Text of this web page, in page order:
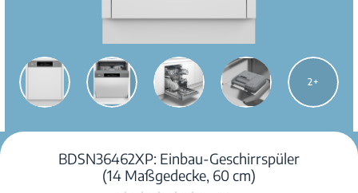
2
BDSN36462XP: Einbau-Geschirrspüler
(14 Maßgedecke, 60 cm)